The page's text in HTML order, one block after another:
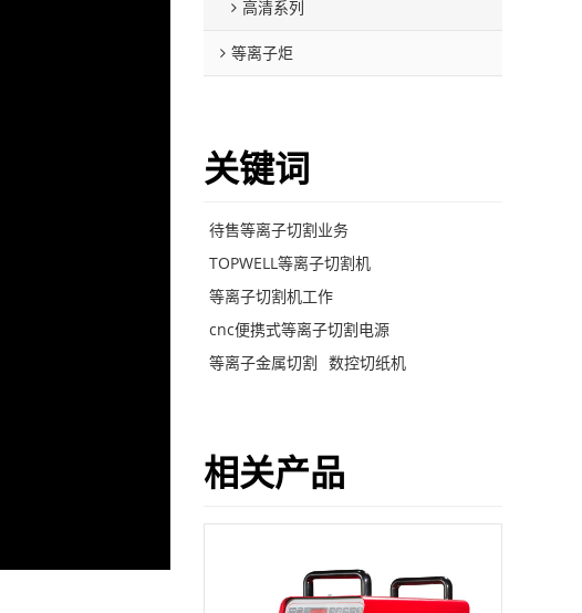
高清系列
等离子炬
关键词
待售等离子切割业务
TOPWELL等离子切割机
等离子切割机工作
cnc便携式等离子切割电源
等离子金属切割 数控切纸机
相关产品